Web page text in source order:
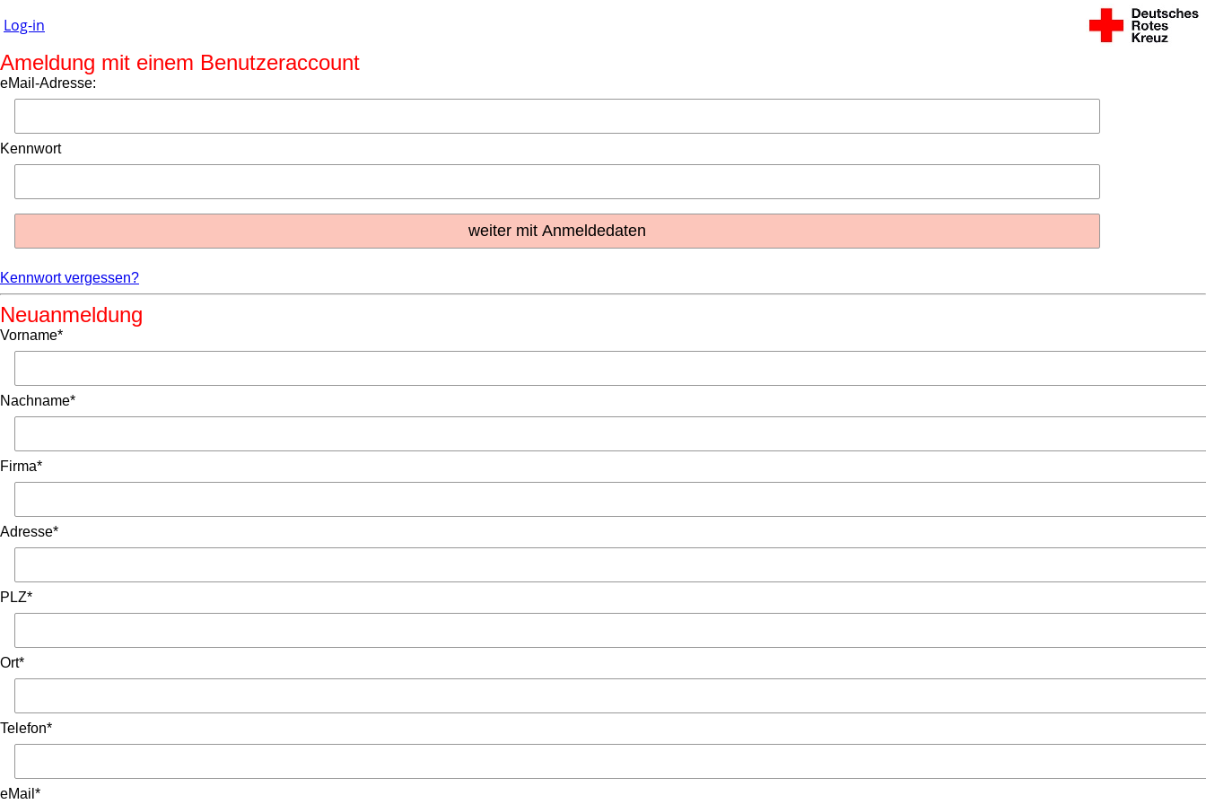
Log-in
Ameldung mit einem Benutzeraccount
eMail-Adresse:
Kennwort
Kennwort vergessen?
Neuanmeldung
Vorname*
Nachname*
Firma*
Adresse*
PLZ*
Ort*
Telefon*
eMail*